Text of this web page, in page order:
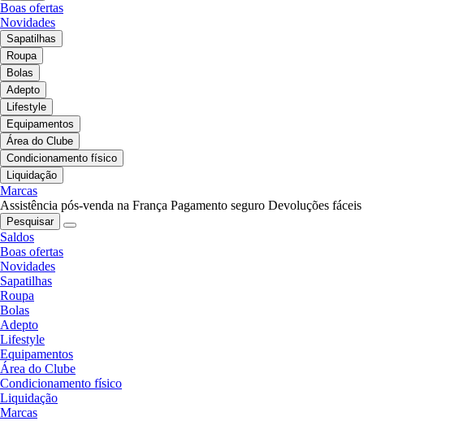
Boas ofertas
Novidades
Sapatilhas
Roupa
Bolas
Adepto
Lifestyle
Equipamentos
Área do Clube
Condicionamento físico
Liquidação
Marcas
Assistência pós-venda na França Pagamento seguro Devoluções fáceis
Pesquisar
Saldos
Boas ofertas
Novidades
Sapatilhas
Roupa
Bolas
Adepto
Lifestyle
Equipamentos
Área do Clube
Condicionamento físico
Liquidação
Marcas